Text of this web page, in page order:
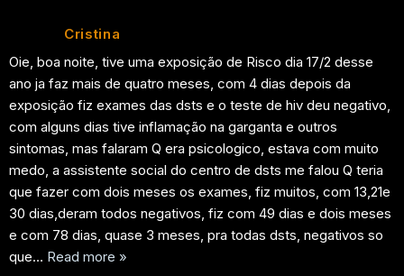
Cristina
Oie, boa noite, tive uma exposição de Risco dia 17/2 desse
ano ja faz mais de quatro meses, com 4 dias depois da
exposição fiz exames das dsts e o teste de hiv deu negativo,
com alguns dias tive inflamação na garganta e outros
sintomas, mas falaram Q era psicologico, estava com muito
medo, a assistente social do centro de dsts me falou Q teria
que fazer com dois meses os exames, fiz muitos, com 13,21e
30 dias,deram todos negativos, fiz com 49 dias e dois meses
e com 78 dias, quase 3 meses, pra todas dsts, negativos so
que… Read more »